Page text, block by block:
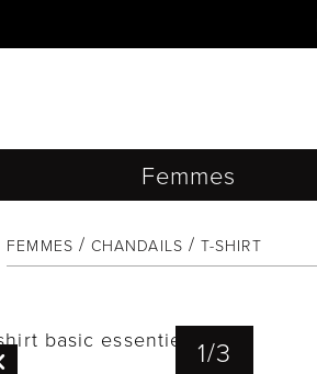
Femmes
FEMMES CHANDAILS T-SHIRT
1/3